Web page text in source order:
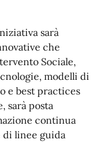
sarà
che
Sociale,
modelli di
e best practices
sarà posta
continua
di linee guida